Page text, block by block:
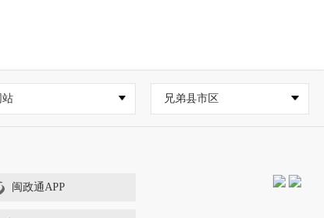
站 兄弟县市区
闽政通APP